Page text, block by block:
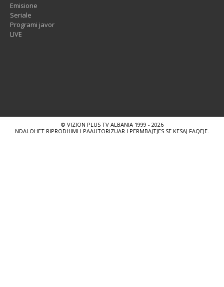
Emisione
Seriale
Programi javor
LIVE
© VIZION PLUS TV ALBANIA 1999 - 2026
NDALOHET RIPRODHIMI I PAAUTORIZUAR I PERMBAJTJES SE KESAJ FAQEJE.